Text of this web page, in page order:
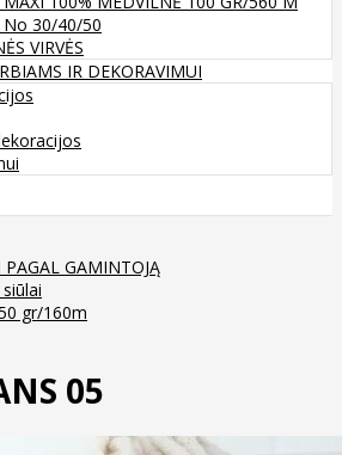
30/40/50
VIRVĖS
IR DEKORAVIMUI
GAMINTOJĄ
gr/160m
05